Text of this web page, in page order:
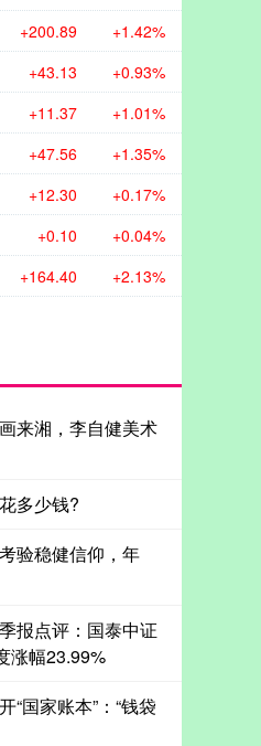
+200.89 +1.42%
+43.13 +0.93%
+11.37 +1.01%
+47.56 +1.35%
+12.30 +0.17%
+0.10 +0.04%
+164.40 +2.13%
来湘，李自健美术
多少钱?
验稳健信仰，年
报点评：国泰中证
涨幅23.99%
“国家账本”：“钱袋